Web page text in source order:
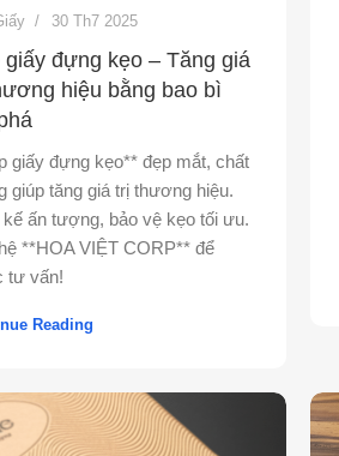
30 Th7 2025
giấy đựng kẹo – Tăng giá
hiệu bằng bao bì
giấy đựng kẹo** đẹp mắt, chất
giúp tăng giá trị thương hiệu.
kế ấn tượng, bảo vệ kẹo tối ưu.
**HOA VIỆT CORP** để
tư vấn!
Reading